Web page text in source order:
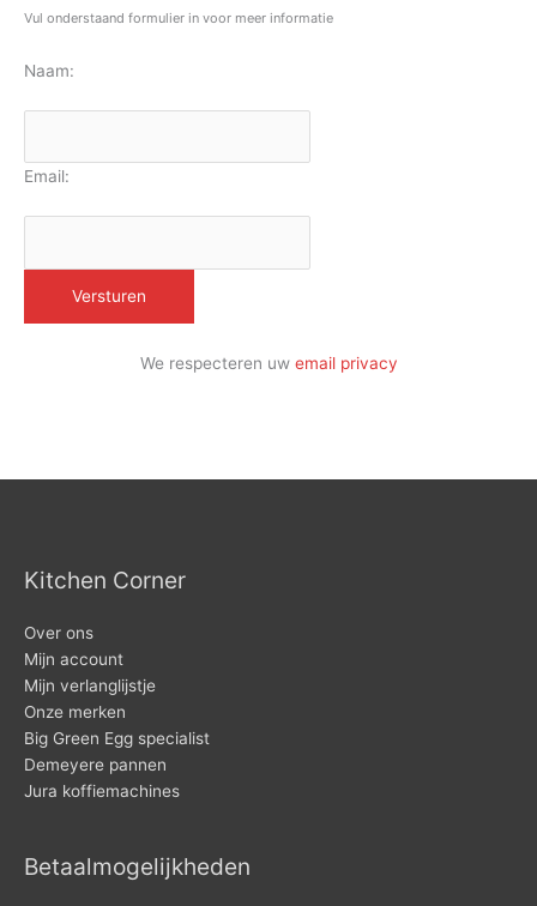
Vul onderstaand formulier in voor meer informatie
Naam:
Email:
We respecteren uw email privacy
Kitchen Corner
Over ons
Mijn account
Mijn verlanglijstje
Onze merken
Big Green Egg specialist
Demeyere pannen
Jura koffiemachines
Betaalmogelijkheden